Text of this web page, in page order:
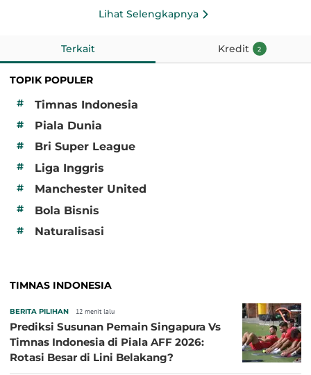
Lihat Selengkapnya
Terkait Kredit 2
TOPIK POPULER
#
Timnas Indonesia
# Piala Dunia
# Bri Super League
# Liga Inggris
# Manchester United
# Bola Bisnis
# Naturalisasi
TIMNAS INDONESIA
BERITA PILIHAN 12 menit lalu
Prediksi Susunan Pemain Singapura Vs
Timnas Indonesia di Piala AFF 2026:
Rotasi Besar di Lini Belakang?